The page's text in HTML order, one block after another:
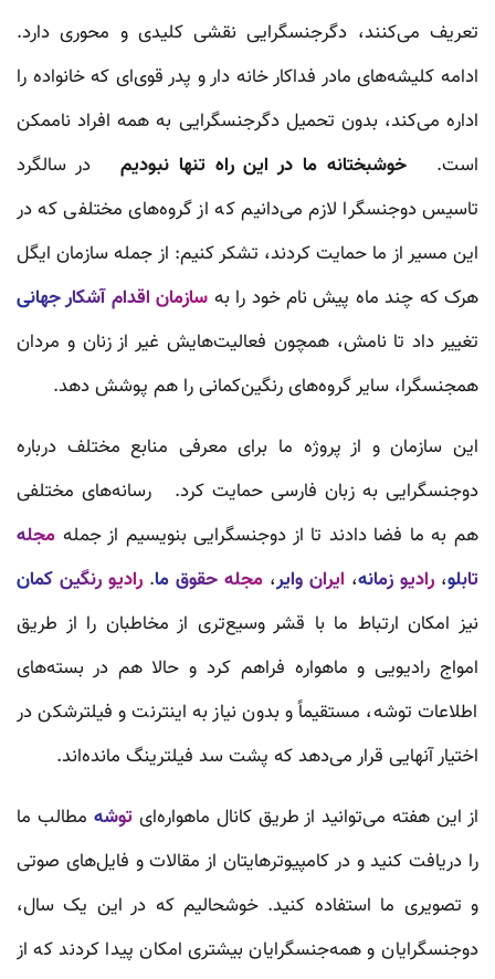
تعریف می‌کنند، دگرجنسگرایی نقشی کلیدی و محوری دارد.
ادامه کلیشه‌های مادر فداکار خانه دار و پدر قوی‌ای که خانواده را
اداره می‌کند، بدون تحمیل دگرجنسگرایی به همه افراد ناممکن
است. خوشبختانه ما در این راه تنها نبودیم در سالگرد
تاسیس دوجنسگرا لازم می‌دانیم که از گروه‌های مختلفی که در
این مسیر از ما حمایت کردند، تشکر کنیم: از جمله سازمان ایگل
هرک که چند ماه پیش نام خود را به سازمان اقدام آشکار جهانی
تغییر داد تا نامش، همچون فعالیت‌هایش غیر از زنان و مردان
همجنسگرا، سایر گروه‌های رنگین‌کمانی را هم پوشش دهد.
این سازمان و از پروژه ما برای معرفی منابع مختلف درباره
دوجنسگرایی به زبان فارسی حمایت کرد. رسانه‌های مختلفی
هم به ما فضا دادند تا از دوجنسگرایی بنویسیم از جمله مجله
تابلو، رادیو زمانه، ایران وایر، مجله حقوق ما. رادیو رنگین کمان
نیز امکان ارتباط ما با قشر وسیع‌تری از مخاطبان را از طریق
امواج رادیویی و ماهواره فراهم کرد و حالا هم در بسته‌های
اطلاعات توشه، مستقیماً و بدون نیاز به اینترنت و فیلترشکن در
اختیار آنهایی قرار می‌دهد که پشت سد فیلترینگ مانده‌اند.
از این هفته می‌توانید از طریق کانال ماهواره‌ای توشه مطالب ما
را دریافت کنید و در کامپیوترهایتان از مقالات و فایل‌های صوتی
و تصویری ما استفاده کنید. خوشحالیم که در این یک سال،
دوجنسگرایان و همه‌جنسگرایان بیشتری امکان پیدا کردند که از